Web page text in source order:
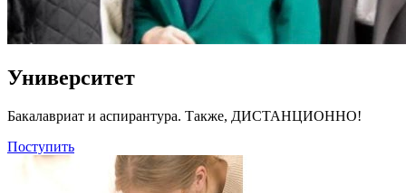
Университет
Бакалавриат и аспирантура. Также, ДИСТАНЦИОННО!
Поступить